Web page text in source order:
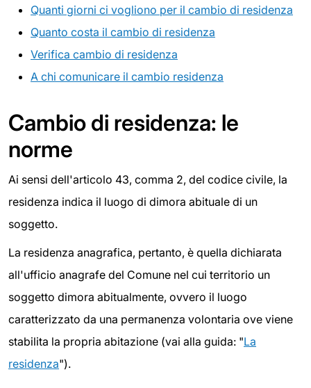
Quanti giorni ci vogliono per il cambio di residenza
Quanto costa il cambio di residenza
Verifica cambio di residenza
A chi comunicare il cambio residenza
Cambio di residenza: le
norme
Ai sensi dell'articolo 43, comma 2, del codice civile, la
residenza indica il luogo di dimora abituale di un
soggetto.
La residenza anagrafica, pertanto, è quella dichiarata
all'ufficio anagrafe del Comune nel cui territorio un
soggetto dimora abitualmente, ovvero il luogo
caratterizzato da una permanenza volontaria ove viene
stabilita la propria abitazione (vai alla guida: "La
residenza").